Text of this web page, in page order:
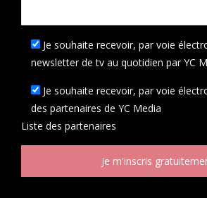
Je souhaite recevoir, par voie
newsletter de tv au quotidien par YC
Je souhaite recevoir, par voie
des partenaires de YC Media
Liste des partenaires